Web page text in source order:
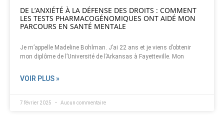
DE L’ANXIÉTÉ À LA DÉFENSE DES DROITS : COMMENT
LES TESTS PHARMACOGÉNOMIQUES ONT AIDÉ MON
PARCOURS EN SANTÉ MENTALE
Je m’appelle Madeline Bohlman. J’ai 22 ans et je viens d’obtenir
mon diplôme de l’Université de l’Arkansas à Fayetteville. Mon
VOIR PLUS »
7 février 2025 Aucun commentaire